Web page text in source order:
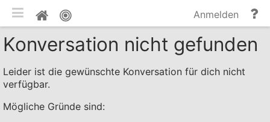
Pinnwand Anmelden
Konversation nicht gefunden
Leider ist die gewünschte Konversation für dich nicht
verfügbar.
Mögliche Gründe sind:
mobile Ansicht umschalten